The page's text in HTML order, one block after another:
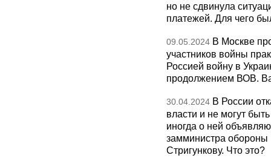
но не сдвинула
платежей. Для чего
09.05.2024 В Москве
участников войны
Россией войну в
продолжением ВОВ.
30.04.2024 В России
власти и не могут
иногда о ней
замминистра
Стригункову. Что это?